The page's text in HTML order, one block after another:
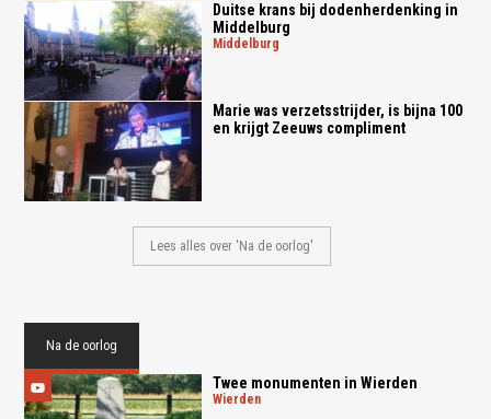
Duitse krans bij dodenherdenking in
Middelburg
middelburg
Marie was verzetsstrijder, is bijna 100
en krijgt Zeeuws compliment
Lees alles over 'Na de oorlog'
Na de oorlog
Twee monumenten in Wierden
wierden